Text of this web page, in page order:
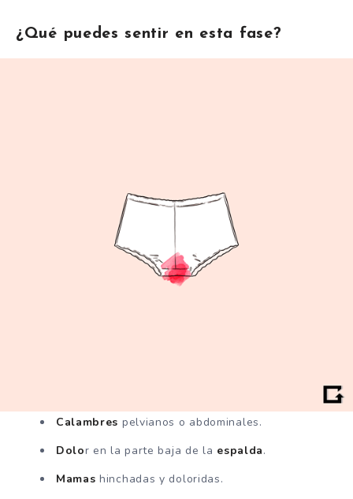
¿Qué puedes sentir en esta fase?
Calambres pelvianos o abdominales.
Dolor en la parte baja de la espalda.
Mamas hinchadas y doloridas.